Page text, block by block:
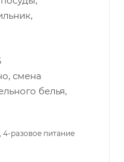
смена
белья,
разовое питание